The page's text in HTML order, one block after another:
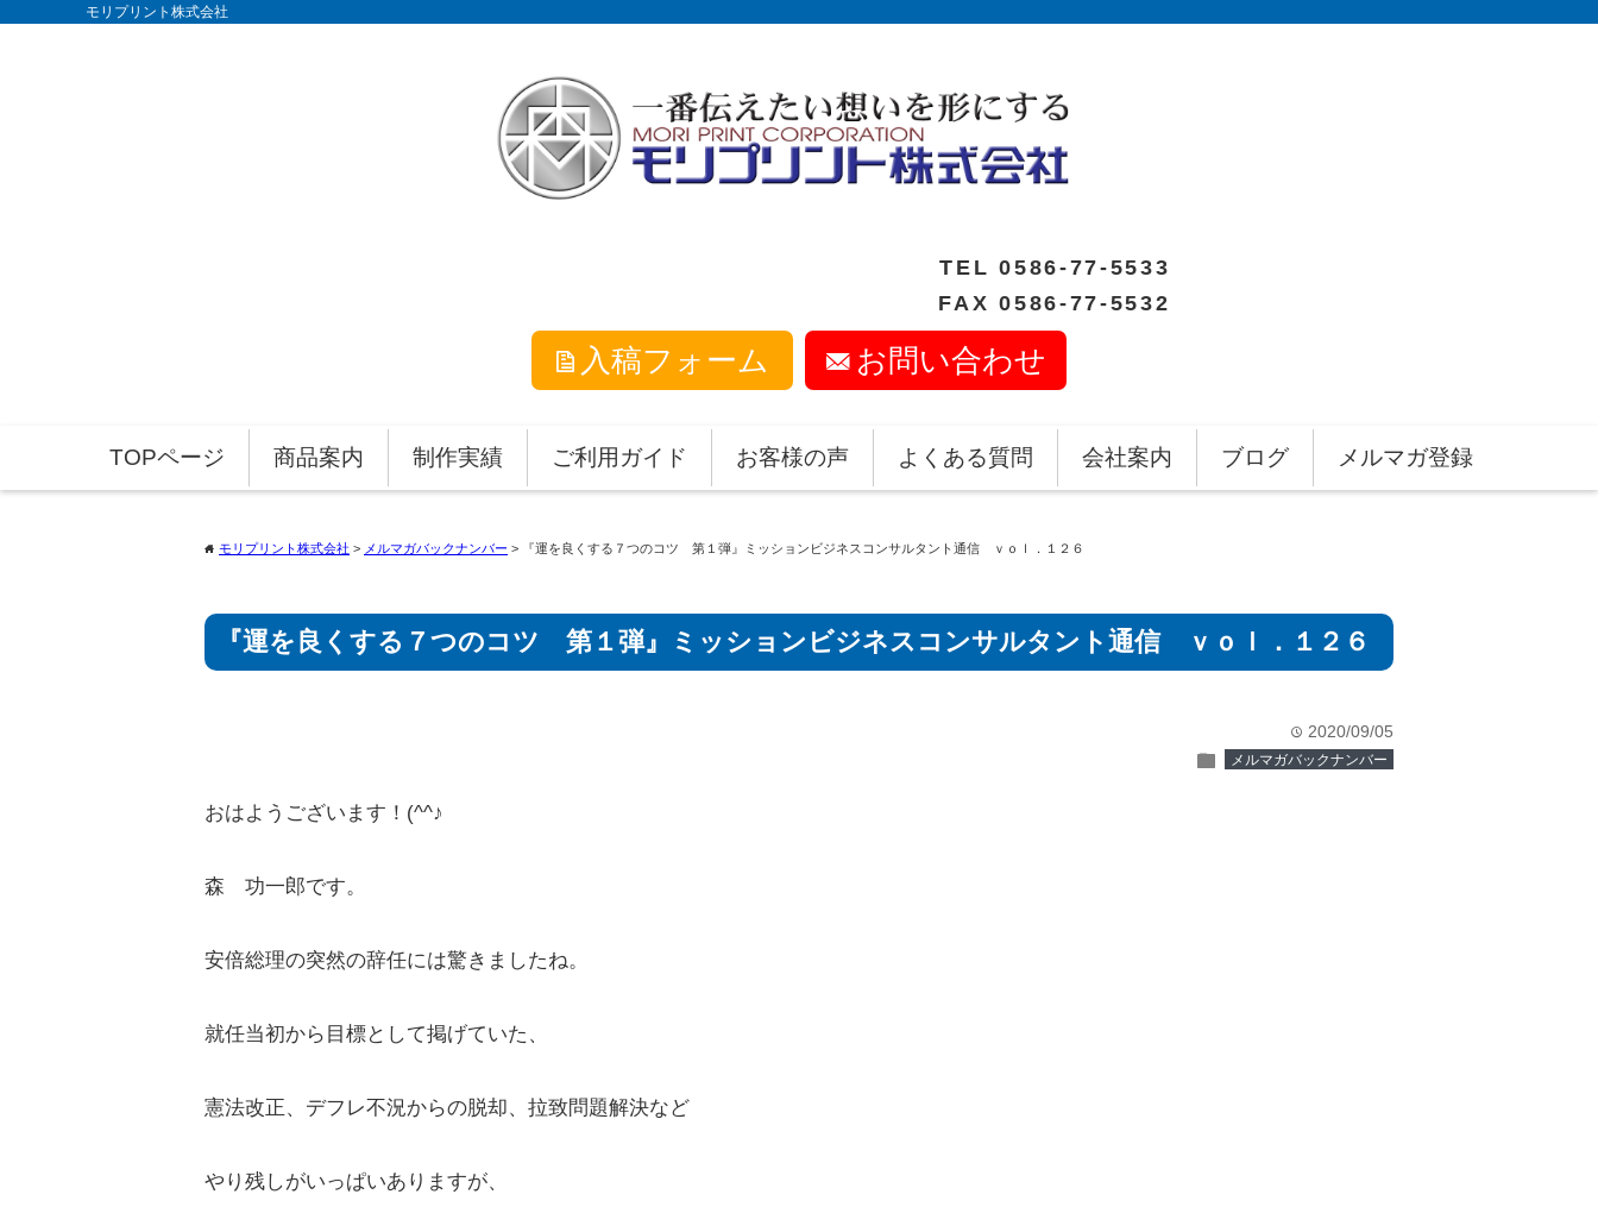
モリプリント株式会社
TEL0586-77-5533
FAX 0586-77-5532
入稿フォーム お問い合わせ
TOPページ 商品案内 制作実績 ご利用ガイド お客様の声 よくある質問 会社案内 ブログ メルマガ登録
home モリプリント株式会社 > メルマガバックナンバー > 『運を良くする７つのコツ 第１弾』ミッションビジネスコンサルタント通信 ｖｏｌ．１２６
『運を良くする７つのコツ 第１弾』ミッションビジネスコンサルタント通信 ｖｏｌ．１２６
time 2020/09/05
folder メルマガバックナンバー
おはようございます！(^^♪
森 功一郎です。
安倍総理の突然の辞任には驚きましたね。
就任当初から目標として掲げていた、
憲法改正、デフレ不況からの脱却、拉致問題解決など
やり残しがいっぱいありますが、